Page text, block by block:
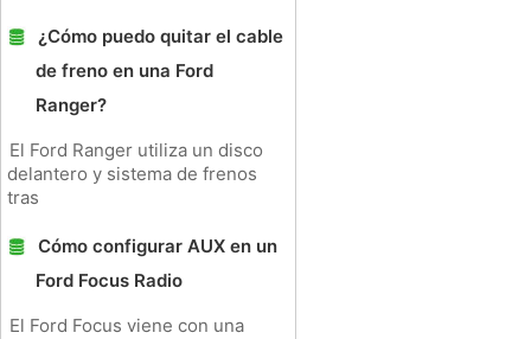
¿Cómo puedo quitar el cable
de freno en una Ford
Ranger?
El Ford Ranger utiliza un disco
delantero y sistema de frenos
tras
Cómo configurar AUX en un
Ford Focus Radio
El Ford Focus viene con una